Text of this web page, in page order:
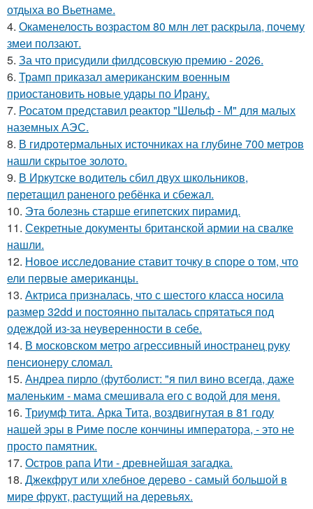
отдыха во Вьетнаме.
4. Окаменелость возрастом 80 млн лет раскрыла, почему
змеи ползают.
5. За что присудили филдсовскую премию - 2026.
6. Трамп приказал американским военным
приостановить новые удары по Ирану.
7. Росатом представил реактор "Шельф - М" для малых
наземных АЭС.
8. В гидротермальных источниках на глубине 700 метров
нашли скрытое золото.
9. В Иркутске водитель сбил двух школьников,
перетащил раненого ребёнка и сбежал.
10. Эта болезнь старше египетских пирамид.
11. Секретные документы британской армии на свалке
нашли.
12. Новое исследование ставит точку в споре о том, что
ели первые американцы.
13. Актриса призналась, что с шестого класса носила
размер 32dd и постоянно пыталась спрятаться под
одеждой из-за неуверенности в себе.
14. В московском метро агрессивный иностранец руку
пенсионеру сломал.
15. Андреа пирло (футболист: "я пил вино всегда, даже
маленьким - мама смешивала его с водой для меня.
16. Триумф тита. Арка Тита, воздвигнутая в 81 году
нашей эры в Риме после кончины императора, - это не
просто памятник.
17. Остров рапа Ити - древнейшая загадка.
18. Джекфрут или хлебное дерево - самый большой в
мире фрукт, растущий на деревьях.